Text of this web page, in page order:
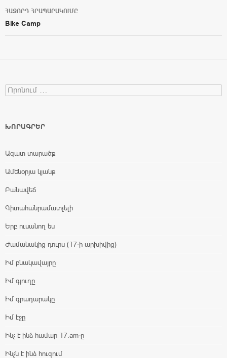
ՀԱՋՈՐԴ ՀՐԱՊԱՐԱԿՈՒՄԸ
Bike Camp
Search for:
ԽՈՐԱԳՐԵՐ
Ազատ տարածք
Ամենօրյա կյանք
Բանավեճ
Գիտահանրամատչելի
Երբ ուսանող ես
Ժամանակից դուրս (17-ի արխիվից)
Իմ բնակավայրը
Իմ գյուղը
Իմ գրադարակը
Իմ էջը
Ինչ է ինձ համար 17.am-ը
Ինչն է ինձ հուզում